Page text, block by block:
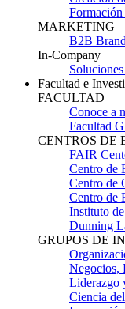
MARKETING
B2B
In-Company
Facultad e
FACULTAD
Conoce a
Facultad
CENTROS DE
FAIR
Centro de
Centro de
Centro de
Instituto
Dunning
GRUPOS DE
Negocios,
Liderazgo
Ciencia